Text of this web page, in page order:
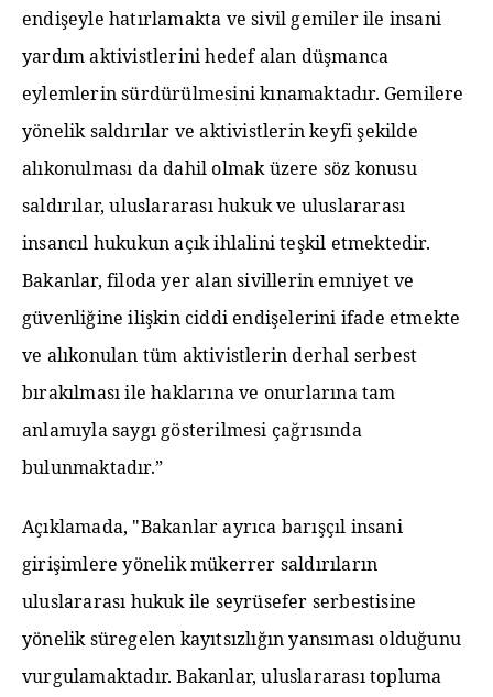
endişeyle hatırlamakta ve sivil gemiler ile insani
yardım aktivistlerini hedef alan düşmanca
eylemlerin sürdürülmesini kınamaktadır. Gemilere
yönelik saldırılar ve aktivistlerin keyfi şekilde
alıkonulması da dahil olmak üzere söz konusu
saldırılar, uluslararası hukuk ve uluslararası
insancıl hukukun açık ihlalini teşkil etmektedir.
Bakanlar, filoda yer alan sivillerin emniyet ve
güvenliğine ilişkin ciddi endişelerini ifade etmekte
ve alıkonulan tüm aktivistlerin derhal serbest
bırakılması ile haklarına ve onurlarına tam
anlamıyla saygı gösterilmesi çağrısında
bulunmaktadır.”
Açıklamada, "Bakanlar ayrıca barışçıl insani
girişimlere yönelik mükerrer saldırıların
uluslararası hukuk ile seyrüsefer serbestisine
yönelik süregelen kayıtsızlığın yansıması olduğunu
vurgulamaktadır. Bakanlar, uluslararası topluma